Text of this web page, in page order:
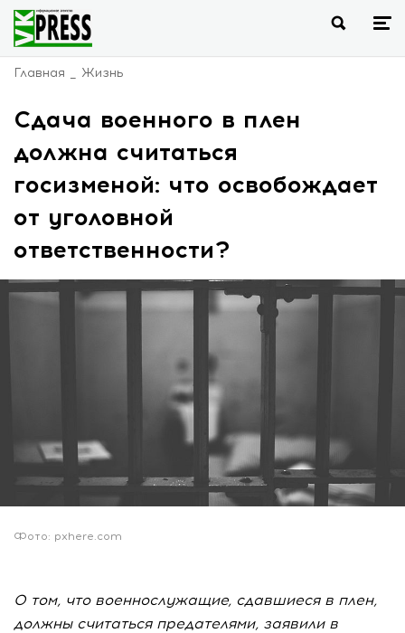
Главная Жизнь
Сдача военного в плен
должна считаться
госизменой: что освобождает
от уголовной
ответственности?
Фото: pxhere.com
О том, что военнослужащие, сдавшиеся в плен,
должны считаться предателями, заявили в